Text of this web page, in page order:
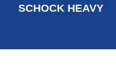
SCHOCK HEAVY